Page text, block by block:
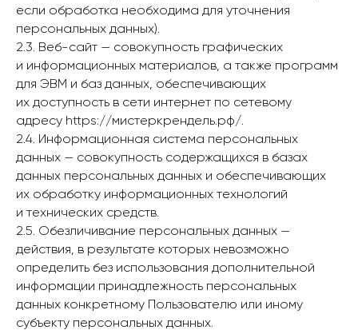
если обработка необходима для уточнения
персональных данных).
2.3. Веб-сайт — совокупность графических
и информационных материалов, а также программ
для ЭВМ и баз данных, обеспечивающих
их доступность в сети интернет по сетевому
адресу https://мистеркрендель.рф/.
2.4. Информационная система персональных
данных — совокупность содержащихся в базах
данных персональных данных и обеспечивающих
их обработку информационных технологий
и технических средств.
2.5. Обезличивание персональных данных —
действия, в результате которых невозможно
определить без использования дополнительной
информации принадлежность персональных
данных конкретному Пользователю или иному
субъекту персональных данных.